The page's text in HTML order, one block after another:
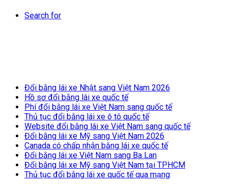
Search for
Đổi bằng lái xe Nhật sang Việt Nam 2026
Hồ sơ đổi bằng lái xe quốc tế
Phí đổi bằng lái xe Việt Nam sang quốc tế
Thủ tục đổi bằng lái xe ô tô quốc tế
Website đổi bằng lái xe Việt Nam sang quốc tế
Đổi bằng lái xe Mỹ sang Việt Nam 2026
Canada có chấp nhận bằng lái xe quốc tế
Đổi bằng lái xe Việt Nam sang Ba Lan
Đổi bằng lái xe Mỹ sang Việt Nam tại TPHCM
Thủ tục đổi bằng lái xe quốc tế qua mạng